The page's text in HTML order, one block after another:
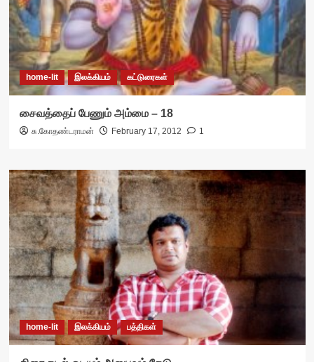
home-lit இலக்கியம் கட்டுரைகள்
சைவத்தைப் பேணும் அம்மை – 18
சு.கோதண்டராமன் February 17, 2012 1
home-lit இலக்கியம் பத்திகள்